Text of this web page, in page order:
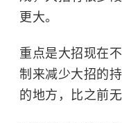
更大。
重点是大招现在
制来减少大招的
的地方，比之前